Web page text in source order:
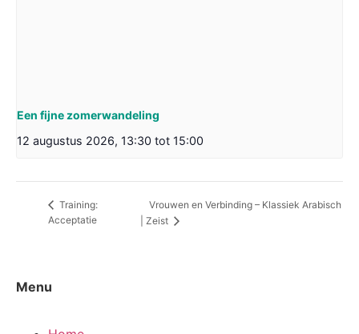
Een fijne zomerwandeling
12 augustus 2026, 13:30 tot 15:00
Training:
Acceptatie
Vrouwen en Verbinding – Klassiek Arabisch
| Zeist
Menu